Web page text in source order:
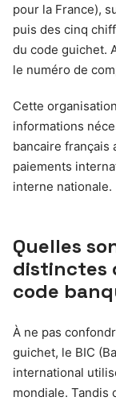
pour la France),
puis des cinq
du code guichet.
le numéro de
Cette
informations
bancaire français
paiements
interne nationale.
Quelles
distinctes
code
À ne pas
guichet, le BIC
international
mondiale. Tandis